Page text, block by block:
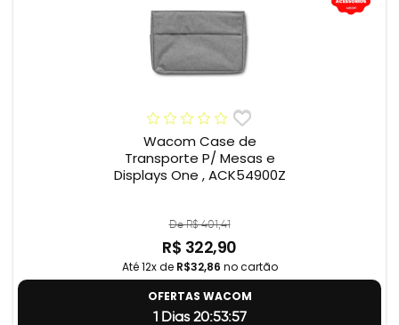
Wacom Case de
Transporte P/ Mesas e
Displays One , ACK54900Z
De R$ 401,41
R$ 322,90
Até 12x de R$32,86 no cartão
OFERTAS WACOM
1 Dias 20:53:56